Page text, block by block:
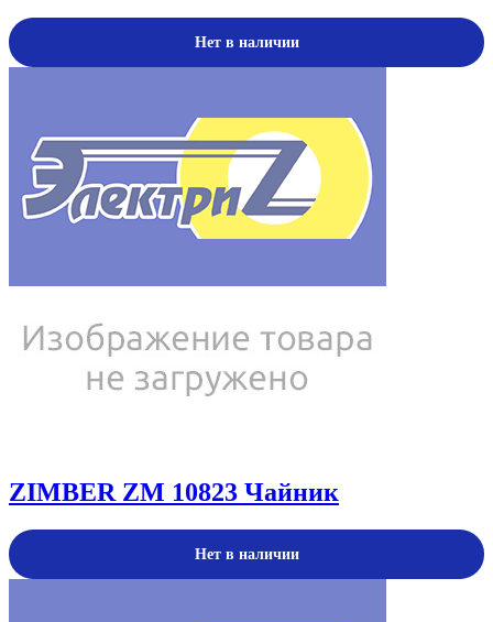
Нет в наличии
ZIMBER ZM 10823 Чайник
Нет в наличии